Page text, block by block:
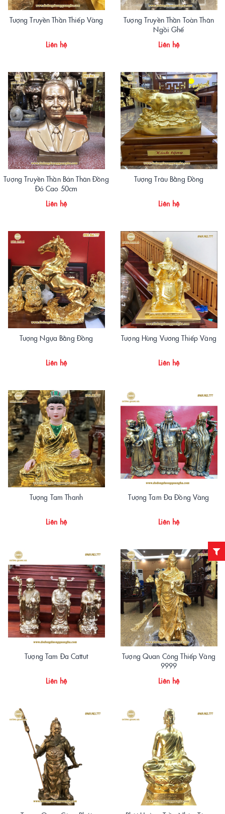
Tượng Truyền Thần Thiếp Vàng
Liên hệ
Tượng Truyền Thần Toàn Thân
Ngồi Ghế
Liên hệ
Tượng Truyền Thần Bán Thân Đồng
Đỏ Cao 50cm
Liên hệ
Tượng Trâu Bằng Đồng
Liên hệ
Tượng Ngựa Bằng Đồng
Liên hệ
Tượng Hùng Vương Thiếp Vàng
Liên hệ
Tượng Tam Thanh
Liên hệ
Tượng Tam Đa Đồng Vàng
Liên hệ
Tượng Tam Đa Cattut
Liên hệ
Tượng Quan Công Thiếp Vàng
9999
Liên hệ